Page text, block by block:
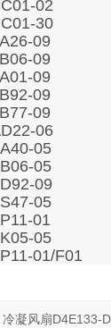
02
30
09
09
09
09
09
06
05
05
09
05
01
05
01/F01